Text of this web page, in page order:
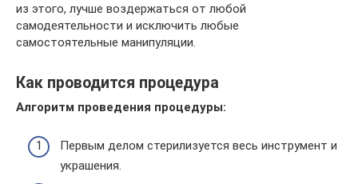
из этого, лучше воздержаться от любой
самодеятельности и исключить любые
самостоятельные манипуляции.
Как проводится процедура
Алгоритм проведения процедуры:
Первым делом стерилизуется весь инструмент и
украшения.